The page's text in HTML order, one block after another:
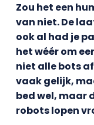
Zou het een
van niet. De
ook al had je
het wéér om
niet alle bots
vaak gelijk,
bed wel, maar
robots lopen